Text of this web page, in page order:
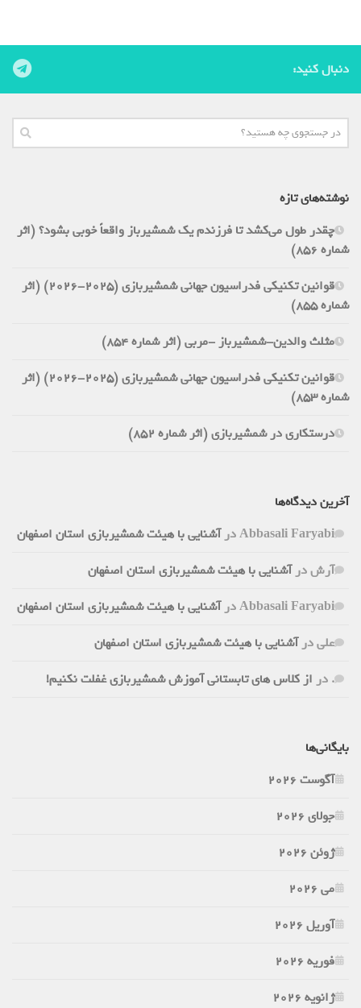
دنبال کنید:
نوشته‌های تازه
چقدر طول می‌کشد تا فرزندم یک شمشیرباز واقعاً خوبی بشود؟ (اثر
شماره 856)
قوانین تکنیکی فدراسیون جهانی شمشیربازی (2025-2026) (اثر
شماره 855)
مثلث والدین-شمشیرباز -مربی (اثر شماره 854)
قوانین تکنیکی فدراسیون جهانی شمشیربازی (2025-2026) (اثر
شماره 853)
درستکاری در شمشیربازی (اثر شماره 852)
آخرین دیدگاه‌ها
Abbasali Faryabiدرآشنایی با هیئت شمشیربازی استان اصفهان
آرشدرآشنایی با هیئت شمشیربازی استان اصفهان
Abbasali Faryabiدرآشنایی با هیئت شمشیربازی استان اصفهان
علیدرآشنایی با هیئت شمشیربازی استان اصفهان
.دراز کلاس های تابستانی آموزش شمشیربازی غفلت نکنیم!
بایگانی‌ها
آگوست 2026
جولای 2026
ژوئن 2026
می 2026
آوریل 2026
فوریه 2026
ژانویه 2026